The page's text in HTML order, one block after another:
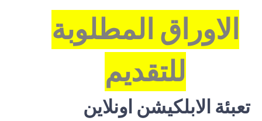
الاوراق المطلوبة
للتقديم
تعبئة الابلكيشن اونلاين